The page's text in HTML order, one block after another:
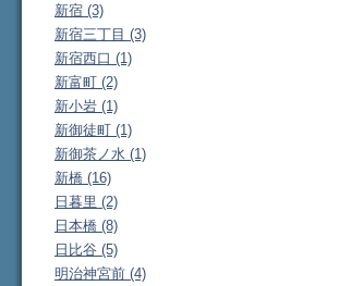
新宿 (3)
新宿三丁目 (3)
新宿西口 (1)
新富町 (2)
新小岩 (1)
新御徒町 (1)
新御茶ノ水 (1)
新橋 (16)
日暮里 (2)
日本橋 (8)
日比谷 (5)
明治神宮前 (4)